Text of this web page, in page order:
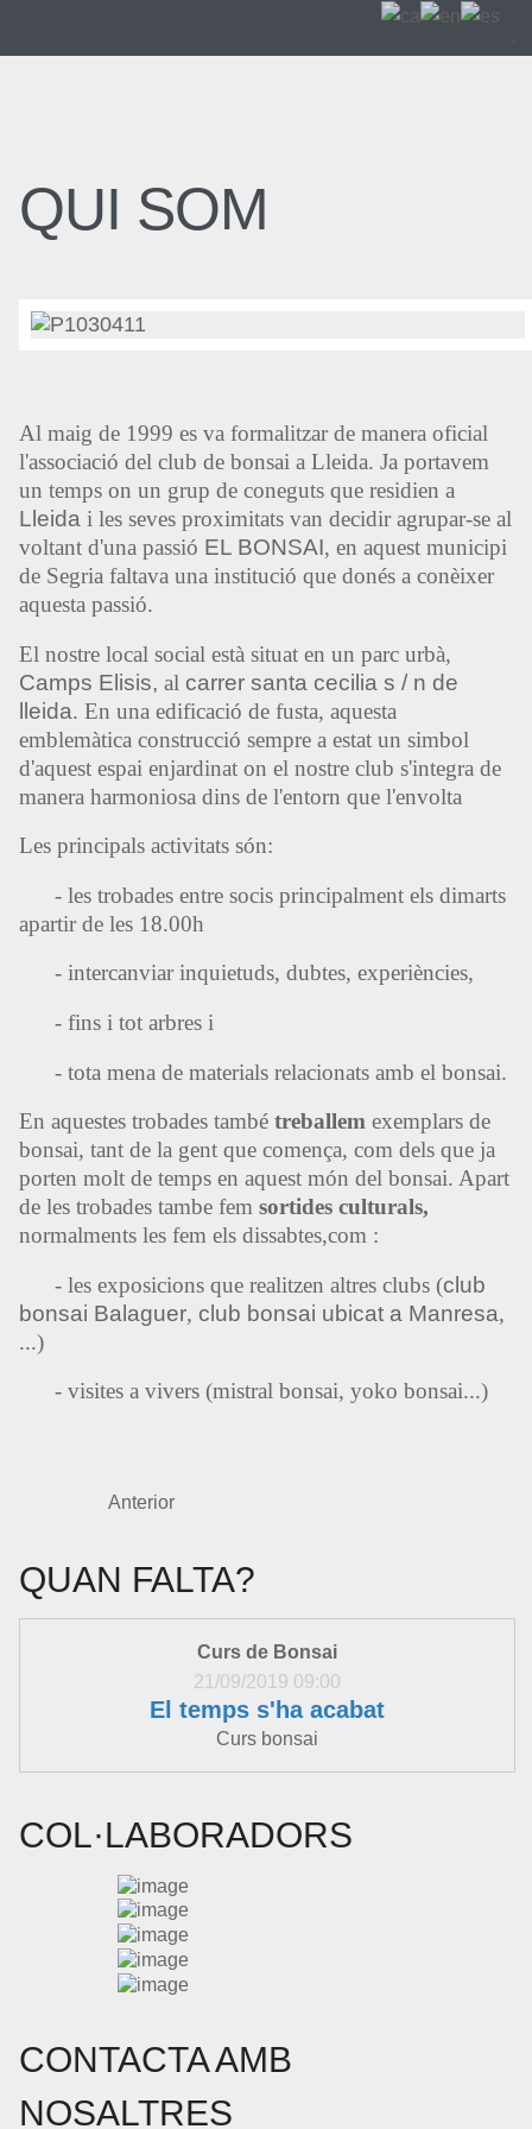
QUI SOM
Al maig de 1999 es va formalitzar de manera oficial
l'associació del club de bonsai a Lleida. Ja portavem
un temps on un grup de coneguts que residien a
Lleida i les seves proximitats van decidir agrupar-se al
voltant d'una passió EL BONSAI, en aquest municipi
de Segria faltava una institució que donés a conèixer
aquesta passió.
El nostre local social està situat en un parc urbà,
Camps Elisis, al carrer santa cecilia s / n de
lleida. En una edificació de fusta, aquesta
emblemàtica construcció sempre a estat un simbol
d'aquest espai enjardinat on el nostre club s'integra de
manera harmoniosa dins de l'entorn que l'envolta
Les principals activitats són:
- les trobades entre socis principalment els dimarts
apartir de les 18.00h
- intercanviar inquietuds, dubtes, experiències,
- fins i tot arbres i
- tota mena de materials relacionats amb el bonsai.
En aquestes trobades també treballem exemplars de
bonsai, tant de la gent que comença, com dels que ja
porten molt de temps en aquest món del bonsai. Apart
de les trobades tambe fem sortides culturals,
normalments les fem els dissabtes,com :
- les exposicions que realitzen altres clubs (club
bonsai Balaguer, club bonsai ubicat a Manresa,
...)
- visites a vivers (mistral bonsai, yoko bonsai...)
Anterior
QUAN FALTA?
Curs de Bonsai
21/09/2019 09:00
El temps s'ha acabat
Curs bonsai
COL·LABORADORS
CONTACTA AMB
NOSALTRES